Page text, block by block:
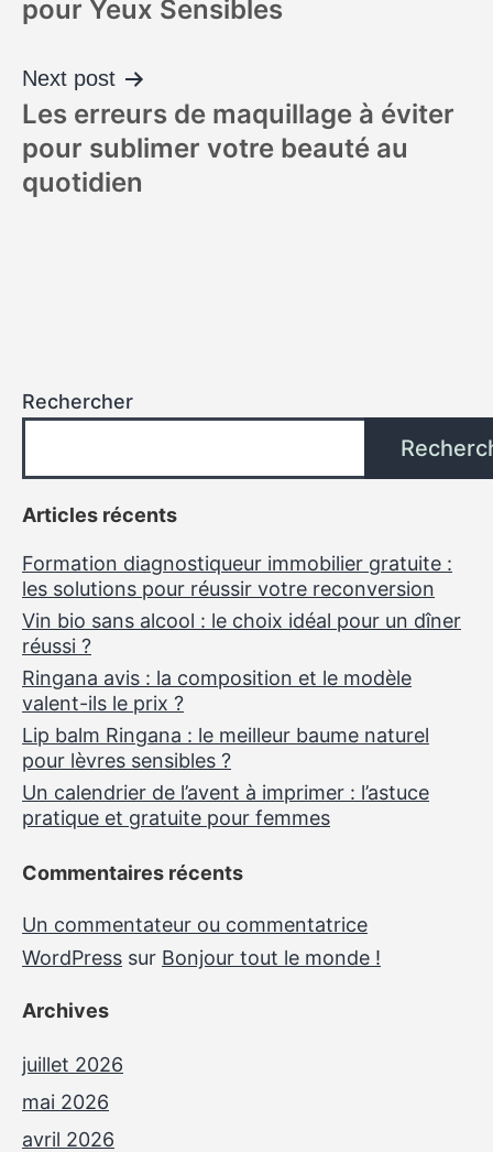
pour Yeux Sensibles
Next post
Les erreurs de maquillage à éviter
pour sublimer votre beauté au
quotidien
Rechercher
Articles récents
Formation diagnostiqueur immobilier gratuite :
les solutions pour réussir votre reconversion
Vin bio sans alcool : le choix idéal pour un dîner
réussi ?
Ringana avis : la composition et le modèle
valent-ils le prix ?
Lip balm Ringana : le meilleur baume naturel
pour lèvres sensibles ?
Un calendrier de l’avent à imprimer : l’astuce
pratique et gratuite pour femmes
Commentaires récents
Un commentateur ou commentatrice
WordPress sur Bonjour tout le monde !
Archives
juillet 2026
mai 2026
avril 2026